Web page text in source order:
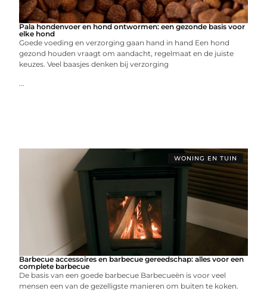
Pala hondenvoer en hond ontwormen: een gezonde basis voor
elke hond
Goede voeding en verzorging gaan hand in hand Een hond
gezond houden vraagt om aandacht, regelmaat en de juiste
keuzes. Veel baasjes denken bij verzorging
...
WONING EN TUIN
Barbecue accessoires en barbecue gereedschap: alles voor een
complete barbecue
De basis van een goede barbecue Barbecueën is voor veel
mensen een van de gezelligste manieren om buiten te koken.